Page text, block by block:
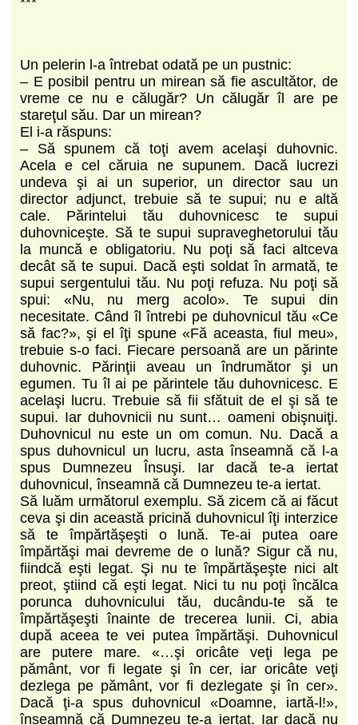
Un pelerin l-a întrebat odată pe un pustnic:
– E posibil pentru un mirean să fie ascultător, de
vreme ce nu e călugăr? Un călugăr îl are pe
stareţul său. Dar un mirean?
El i-a răspuns:
– Să spunem că toţi avem acelaşi duhovnic.
Acela e cel căruia ne supunem. Dacă lucrezi
undeva şi ai un superior, un director sau un
director adjunct, trebuie să te supui; nu e altă
cale. Părintelui tău duhovnicesc te supui
duhovniceşte. Să te supui supraveghetorului tău
la muncă e obligatoriu. Nu poţi să faci altceva
decât să te supui. Dacă eşti soldat în armată, te
supui sergentului tău. Nu poţi refuza. Nu poţi să
spui: «Nu, nu merg acolo». Te supui din
necesitate. Când îl întrebi pe duhovnicul tău «Ce
să fac?», şi el îţi spune «Fă aceasta, fiul meu»,
trebuie s-o faci. Fiecare persoană are un părinte
duhovnic. Părinţii aveau un îndrumător şi un
egumen. Tu îl ai pe părintele tău duhovnicesc. E
acelaşi lucru. Trebuie să fii sfătuit de el şi să te
supui. Iar duhovnicii nu sunt… oameni obişnuiţi.
Duhovnicul nu este un om comun. Nu. Dacă a
spus duhovnicul un lucru, asta înseamnă că l-a
spus Dumnezeu Însuşi. Iar dacă te-a iertat
duhovnicul, înseamnă că Dumnezeu te-a iertat.
Să luăm următorul exemplu. Să zicem că ai făcut
ceva şi din această pricină duhovnicul îţi interzice
să te împărtăşeşti o lună. Te-ai putea oare
împărtăşi mai devreme de o lună? Sigur că nu,
fiindcă eşti legat. Şi nu te împărtăşeşte nici alt
preot, ştiind că eşti legat. Nici tu nu poţi încălca
porunca duhovnicului tău, ducându-te să te
împărtăşeşti înainte de trecerea lunii. Ci, abia
după aceea te vei putea împărtăşi. Duhovnicul
are putere mare. «…şi oricâte veţi lega pe
pământ, vor fi legate şi în cer, iar oricâte veţi
dezlega pe pământ, vor fi dezlegate şi în cer».
Dacă ţi-a spus duhovnicul «Doamne, iartă-l!»,
înseamnă că Dumnezeu te-a iertat. Iar dacă nu